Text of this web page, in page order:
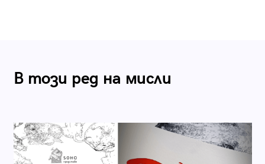
В този ред на мисли